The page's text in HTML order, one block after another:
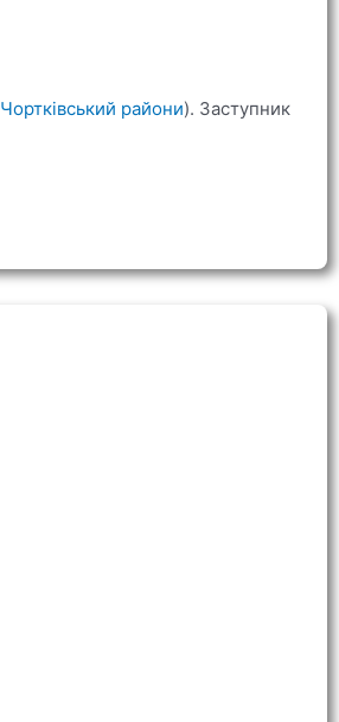
Чортківський райони). Заступник